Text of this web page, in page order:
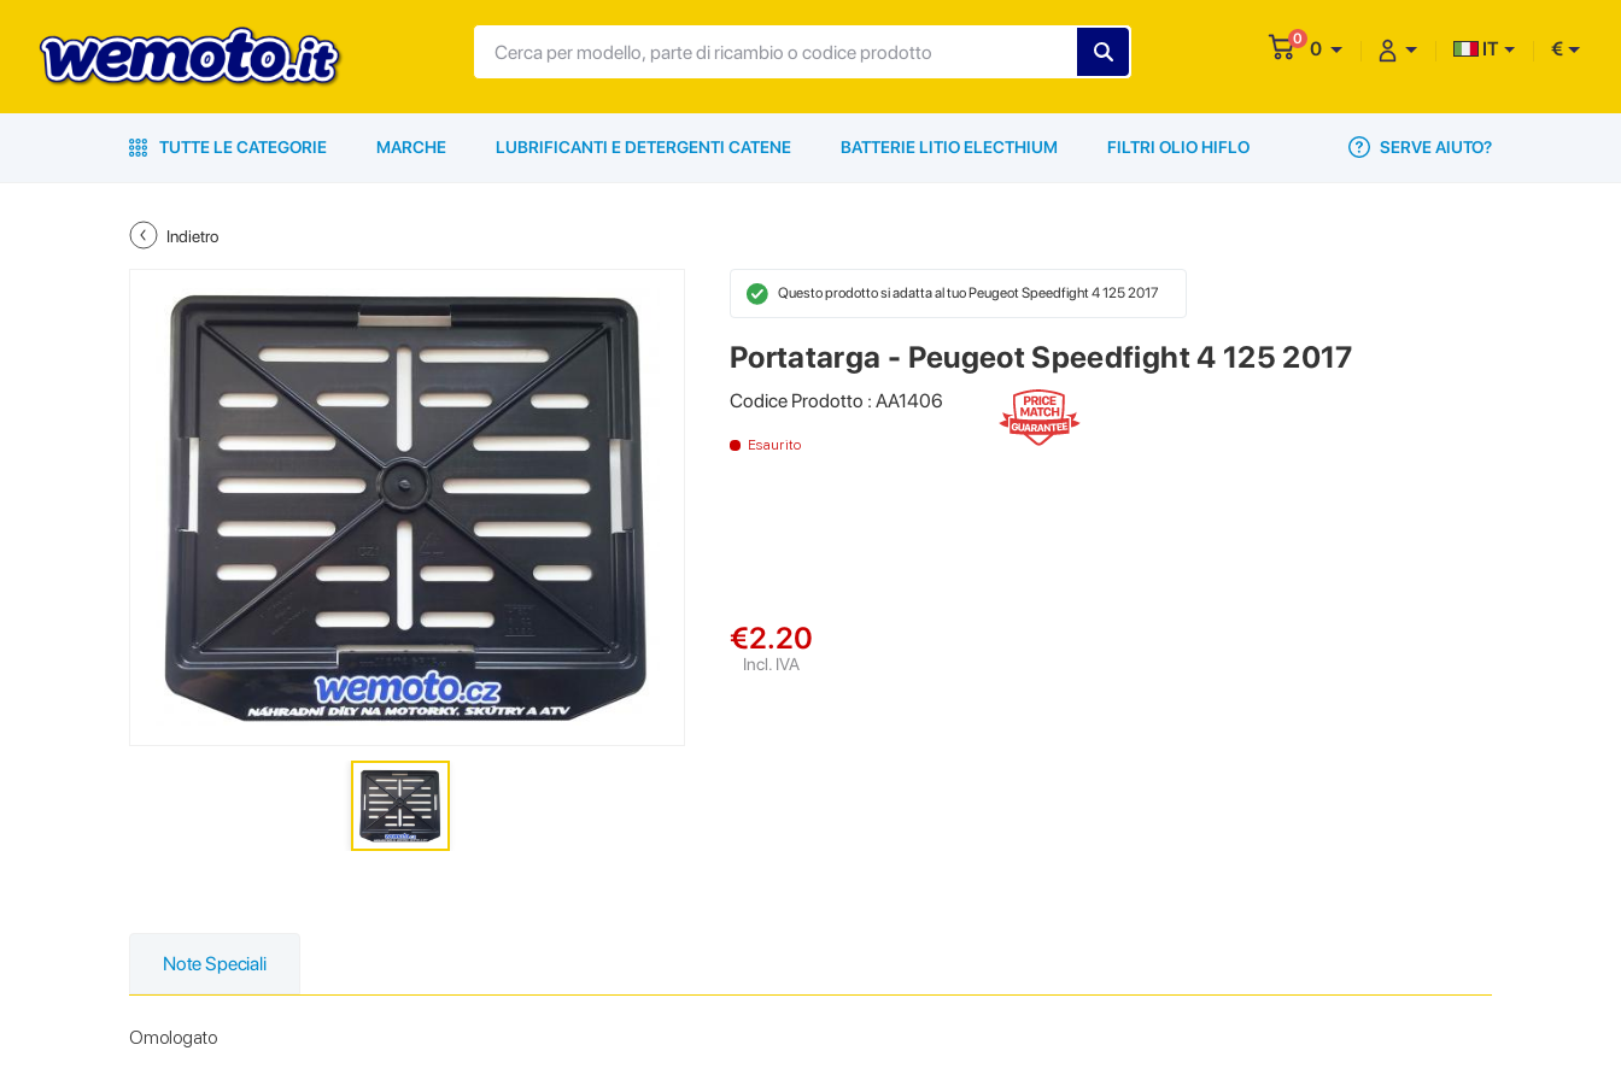
0 0 IT €
TUTTE LE CATEGORIE MARCHE LUBRIFICANTI E DETERGENTI CATENE BATTERIE LITIO ELECTHIUM FILTRI OLIO HIFLO SERVE AIUTO?
Indietro
Questo prodotto si adatta al tuo Peugeot Speedfight 4 125 2017
Portatarga - Peugeot Speedfight 4 125 2017
Codice Prodotto : AA1406
Esaurito
€2.20
Incl. IVA
Note Speciali
Omologato